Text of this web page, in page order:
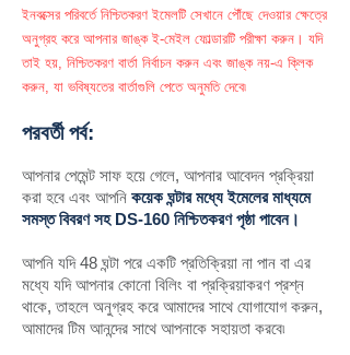
ইনবক্সের পরিবর্তে নিশ্চিতকরণ ইমেলটি সেখানে পৌঁছে দেওয়ার ক্ষেত্রে
অনুগ্রহ করে আপনার জাঙ্ক ই-মেইল ফোল্ডারটি পরীক্ষা করুন। যদি
তাই হয়, নিশ্চিতকরণ বার্তা নির্বাচন করুন এবং জাঙ্ক নয়-এ ক্লিক
করুন, যা ভবিষ্যতের বার্তাগুলি পেতে অনুমতি দেবে৷
পরবর্তী পর্ব:
আপনার পেমেন্ট সাফ হয়ে গেলে, আপনার আবেদন প্রক্রিয়া
করা হবে এবং আপনি কয়েক ঘন্টার মধ্যে ইমেলের মাধ্যমে
সমস্ত বিবরণ সহ DS-160 নিশ্চিতকরণ পৃষ্ঠা পাবেন।
আপনি যদি 48 ঘন্টা পরে একটি প্রতিক্রিয়া না পান বা এর
মধ্যে যদি আপনার কোনো বিলিং বা প্রক্রিয়াকরণ প্রশ্ন
থাকে, তাহলে অনুগ্রহ করে আমাদের সাথে যোগাযোগ করুন,
আমাদের টিম আনন্দের সাথে আপনাকে সহায়তা করবে৷